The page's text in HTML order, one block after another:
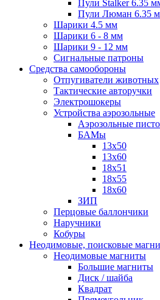
Пули Stalker 6.35
Пули Люман 6.35
Шарики 4.5 мм
Шарики 6 - 8 мм
Шарики 9 - 12 мм
Сигнальные патроны
Средства самообороны
Отпугиватели животных
Тактические авторучки
Электрошокеры
Устройства аэрозольные
Аэрозольные
БАМы
13х50
13х60
18х51
18х55
18х60
ЗИП
Перцовые баллончики
Наручники
Кобуры
Неодимовые, поисковые
Неодимовые магниты
Большие магниты
Диск / шайба
Квадрат